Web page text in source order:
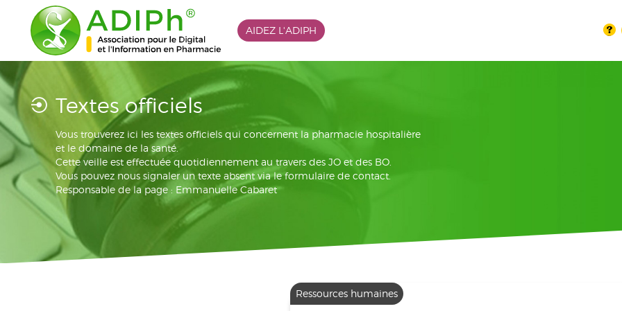
AIDEZ L'ADIPH
Textes officiels
Vous trouverez ici les textes officiels qui concernent la pharmacie hospitalière
et le domaine de la santé.
Cette veille est effectuée quotidiennement au travers des JO et des BO.
Vous pouvez nous signaler un texte absent via le formulaire de contact.
Responsable de la page : Emmanuelle Cabaret
Ressources humaines